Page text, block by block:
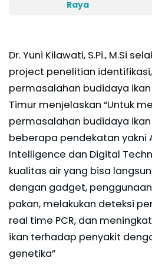
Raya
Dr. Yuni Kilawati, S.Pi., M.Si
project penelitian
permasalahan budidaya
Timur menjelaskan “Untuk
permasalahan budidaya
beberapa pendekatan yakni
Intelligence dan Digital
kualitas air yang bisa
dengan gadget,
pakan, melakukan deteksi
real time PCR, dan
ikan terhadap penyakit
genetika”